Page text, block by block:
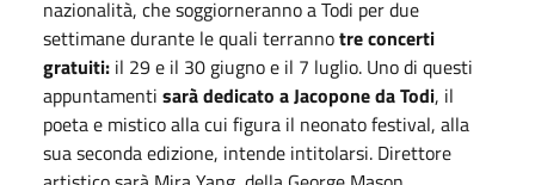
nazionalità, che soggiorneranno a Todi per due
settimane durante le quali terrannotre concerti
gratuiti: il 29 e il 30 giugno e il 7 luglio. Uno di questi
appuntamenti sarà dedicato a Jacopone da Todi, il
poeta e mistico alla cui figura il neonato festival, alla
sua seconda edizione, intende intitolarsi. Direttore